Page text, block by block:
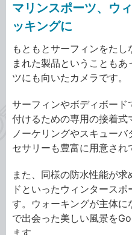
マリンスポーツ、ウ
ッキングに
もともとサーフィンをた
まれた製品ということも
ツにも向いたカメラです。
サーフィンやボディボード
付けるための専用の接着式
ノーケリングやスキュー
セサリーも豊富に用意され
また、同様の防水性能が
ドといったウィンタース
す。ウォーキングが主体に
で出会った美しい風景を